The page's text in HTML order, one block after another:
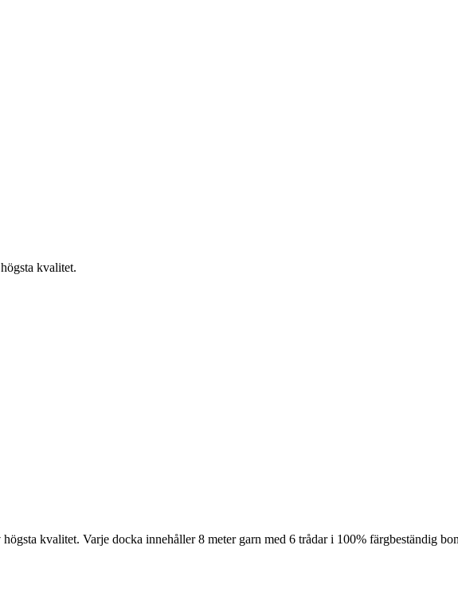
kvalitet.
kvalitet. Varje docka innehåller 8 meter garn med 6 trådar i 100% färgbeständig